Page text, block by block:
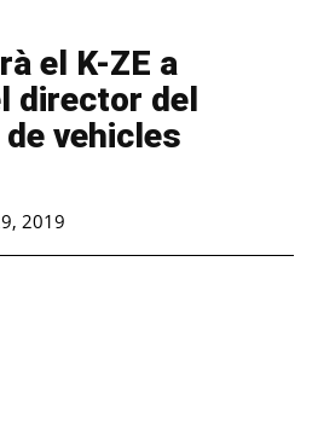
el K-ZE a
director del
vehicles
2019